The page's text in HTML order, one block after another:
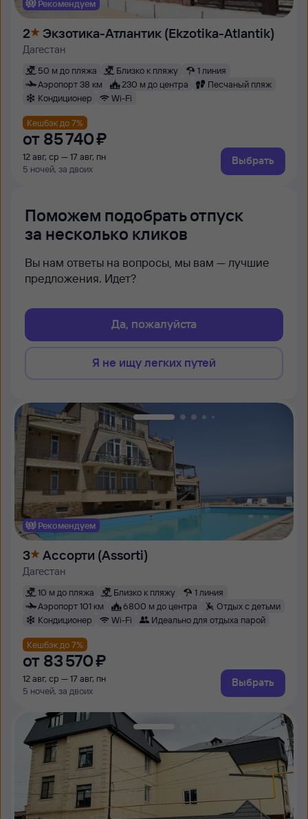
Рекомендуем
2 Экзотика-Атлантик (Ekzotika-Atlantik)
Дагестан
50 м до пляжа Близко к пляжу
1 линия
Аэропорт 38 км
230 м до центра
Песчаный пляж
Кондиционер
Wi-Fi
Кешбэк до 7%
от 85 ⁠740 ⁠₽
12 авг, ср — 17 авг, пн
5 ночей, за двоих
Выбрать
Поможем подобрать отпуск
за несколько кликов
Вы нам ответы на вопросы, мы вам — лучшие
предложения. Идет?
Да, пожалуйста
Я не ищу легких путей
Рекомендуем
3 Ассорти (Assorti)
Дагестан
10 м до пляжа Близко к пляжу
1 линия
Аэропорт 101 км
6800 м до центра
Отдых с детьми
Кондиционер
Wi-Fi Идеально для отдыха парой
Кешбэк до 7%
от 83 ⁠570 ⁠₽
12 авг, ср — 17 авг, пн
5 ночей, за двоих
Выбрать